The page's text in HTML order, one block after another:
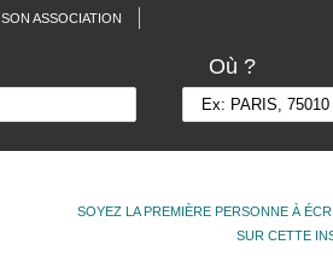
ASSOCIATION
Où ?
SOYEZ LA PREMIÈRE PERSONNE À
SUR CETTE